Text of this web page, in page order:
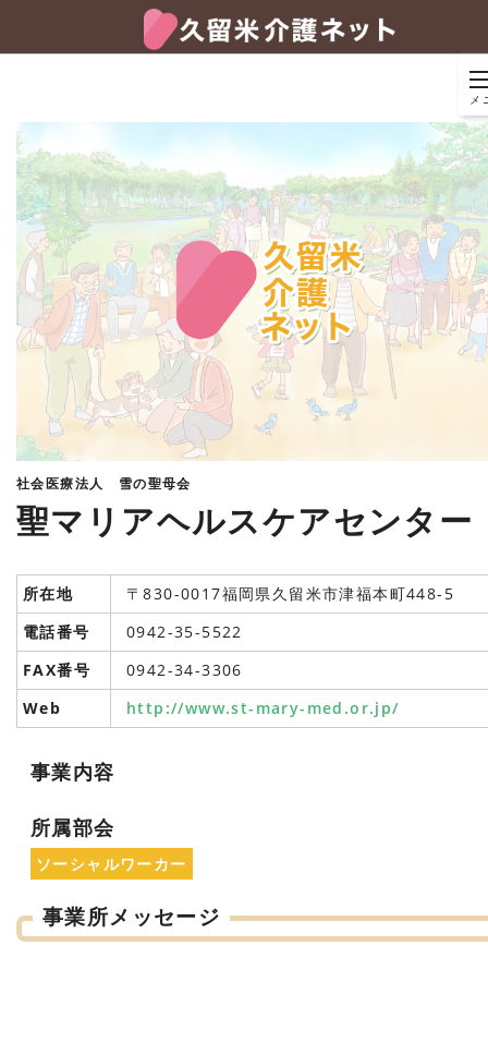
メ
社会医療法人 雪の聖母会
聖マリアヘルスケアセンター
所在地
〒830-0017福岡県久留米市津福本町448-5
電話番号
0942-35-5522
FAX番号
0942-34-3306
Web
http://www.st-mary-med.or.jp/
事業内容
所属部会
ソーシャルワーカー
事業所メッセージ